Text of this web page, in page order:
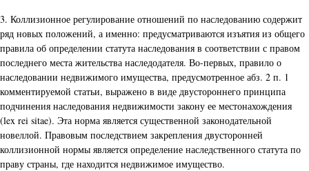
3. Коллизионное регулирование отношений по наследованию содержит
ряд новых положений, а именно: предусматриваются изъятия из общего
правила об определении статута наследования в соответствии с правом
последнего места жительства наследодателя. Во-первых, правило о
наследовании недвижимого имущества, предусмотренное абз. 2 п. 1
комментируемой статьи, выражено в виде двустороннего принципа
подчинения наследования недвижимости закону ее местонахождения
(lex rei sitae). Эта норма является существенной законодательной
новеллой. Правовым последствием закрепления двусторонней
коллизионной нормы является определение наследственного статута по
праву страны, где находится недвижимое имущество.